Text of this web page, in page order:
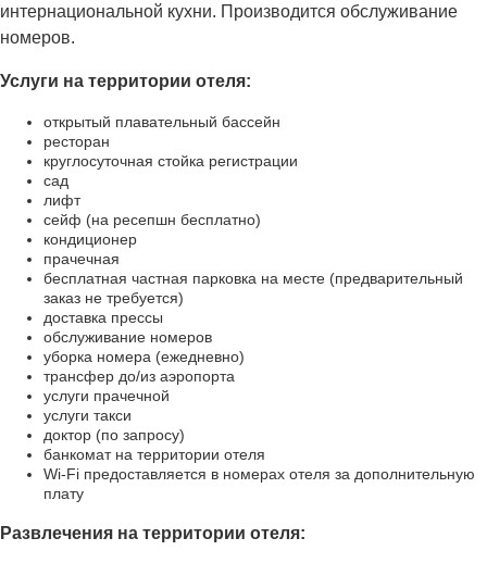
интернациональной кухни. Производится обслуживание
номеров.
Услуги на территории отеля:
открытый плавательный бассейн
ресторан
круглосуточная стойка регистрации
сад
лифт
сейф (на ресепшн бесплатно)
кондиционер
прачечная
бесплатная частная парковка на месте (предварительный
заказ не требуется)
доставка прессы
обслуживание номеров
уборка номера (ежедневно)
трансфер до/из аэропорта
услуги прачечной
услуги такси
доктор (по запросу)
банкомат на территории отеля
Wi-Fi предоставляется в номерах отеля за дополнительную
плату
Развлечения на территории отеля: